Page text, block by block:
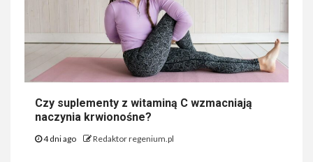
Czy suplementy z witaminą C wzmacniają
naczynia krwionośne?
4 dni ago Redaktor regenium.pl